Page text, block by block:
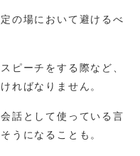
の場において避けるべ
ピーチをする際など、
ればなりません。
話として使っている言
うになることも。